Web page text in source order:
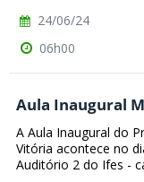
24/06/24
06h00
Aula Inaugural
A Aula Inaugural do
Vitória acontece no
Auditório 2 do Ifes -